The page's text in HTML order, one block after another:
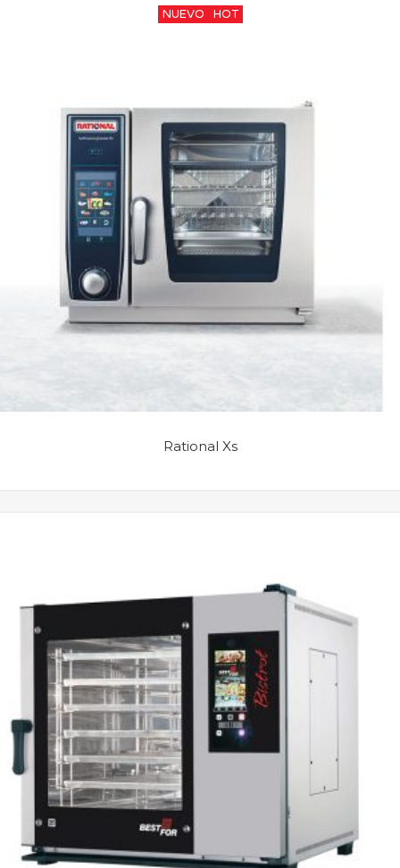
NUEVO HOT
Rational Xs